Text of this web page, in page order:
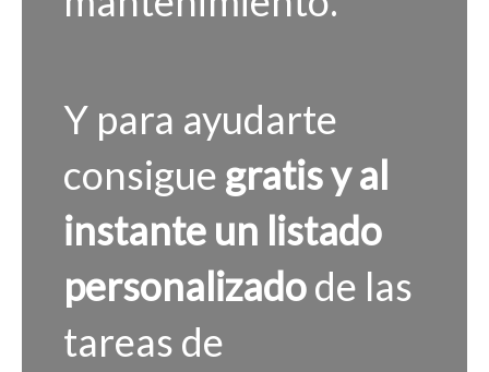
Y para ayudarte
consigue gratis y al
instante un listado
personalizadode las
tareas de